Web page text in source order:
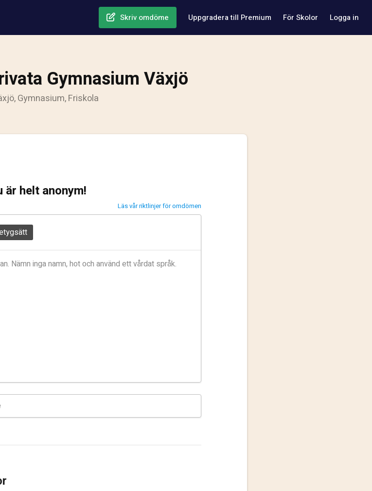
Skriv omdöme Uppgradera till Premium För Skolor Logga in
Gymnasium Växjö
Gymnasium, Friskola
helt anonym!
Läs vår riktlinjer för omdömen